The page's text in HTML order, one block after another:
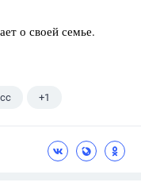
о своей семье.
+1